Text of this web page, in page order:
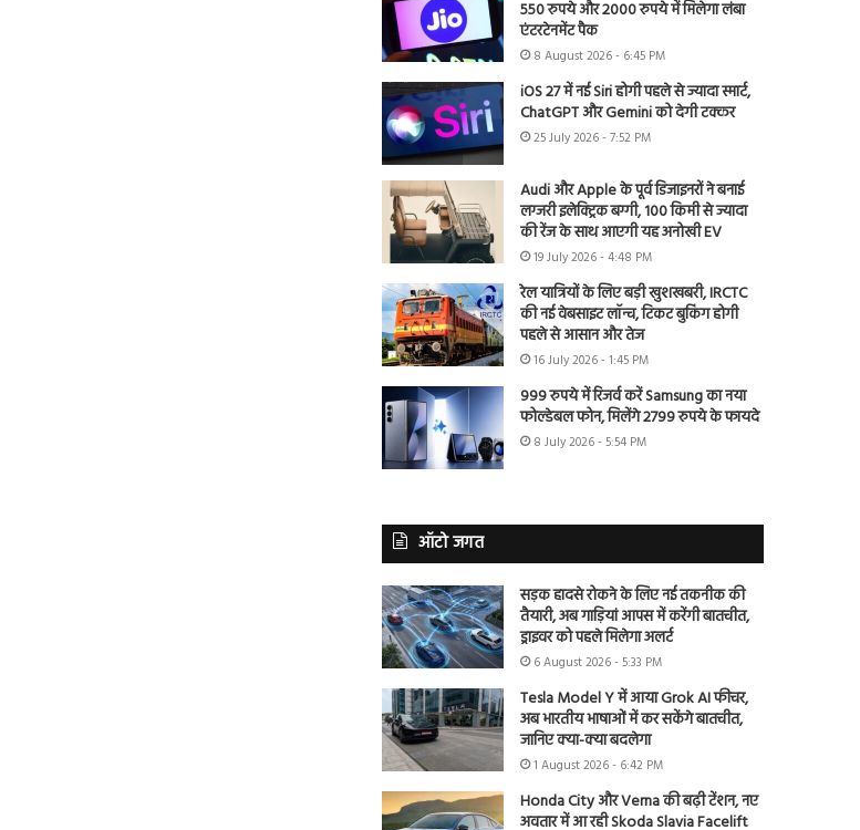
550 रुपये और 2000 रुपये में मिलेगा लंबा
एंटरटेनमेंट पैक
8 August 2026 - 6:45 PM
iOS 27 में नई Siri होगी पहले से ज्यादा स्मार्ट,
ChatGPT और Gemini को देगी टक्कर
25 July 2026 - 7:52 PM
Audi और Apple के पूर्व डिजाइनरों ने बनाई
लग्जरी इलेक्ट्रिक बग्गी, 100 किमी से ज्यादा
की रेंज के साथ आएगी यह अनोखी EV
19 July 2026 - 4:48 PM
रेल यात्रियों के लिए बड़ी खुशखबरी, IRCTC
की नई वेबसाइट लॉन्च, टिकट बुकिंग होगी
पहले से आसान और तेज
16 July 2026 - 1:45 PM
999 रुपये में रिजर्व करें Samsung का नया
फोल्डेबल फोन, मिलेंगे 2799 रुपये के फायदे
8 July 2026 - 5:54 PM
ऑटो जगत
सड़क हादसे रोकने के लिए नई तकनीक की
तैयारी, अब गाड़ियां आपस में करेंगी बातचीत,
ड्राइवर को पहले मिलेगा अलर्ट
6 August 2026 - 5:33 PM
Tesla Model Y में आया Grok AI फीचर,
अब भारतीय भाषाओं में कर सकेंगे बातचीत,
जानिए क्या-क्या बदलेगा
1 August 2026 - 6:42 PM
Honda City और Verna की बढ़ी टेंशन, नए
अवतार में आ रही Skoda Slavia Facelift